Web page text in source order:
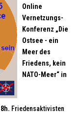
Online
Vernetzungs-
Konferenz „Die
Ostsee - ein
Meer des
Friedens, kein
NATO-Meer“ in
Friedensaktivisten